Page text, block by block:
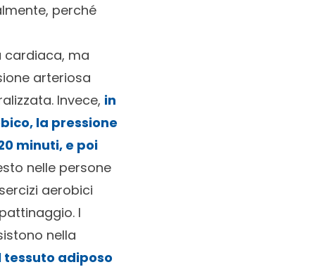
perché
cardiaca, ma
arteriosa
Invece, in
la pressione
minuti, e poi
nelle persone
aerobici
I
nella
tessuto adiposo